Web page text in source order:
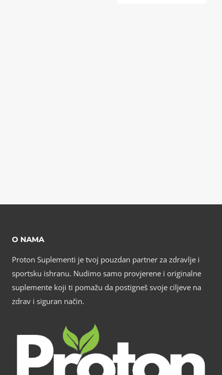
O NAMA
Proton Suplementi je tvoj pouzdan partner za zdravlje i
sportsku ishranu. Nudimo samo provjerene i originalne
suplemente koji ti pomažu da postigneš svoje ciljeve na
zdrav i siguran način.